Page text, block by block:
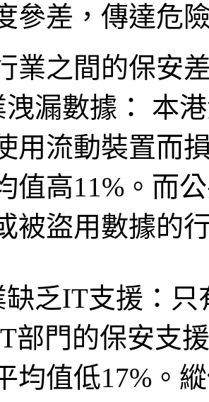
參差，傳達危
業之間的保安
洩漏數據： 本
用流動裝置而
值高11%。而
被盜用數據的
缺乏IT支援：
部門的保安支
均值低17%。